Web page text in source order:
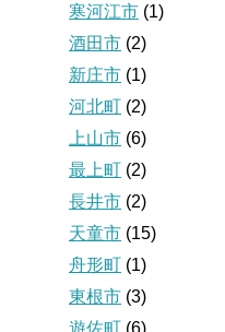
寒河江市 (1)
酒田市 (2)
新庄市 (1)
河北町 (2)
上山市 (6)
最上町 (2)
長井市 (2)
天童市 (15)
舟形町 (1)
東根市 (3)
遊佐町 (6)